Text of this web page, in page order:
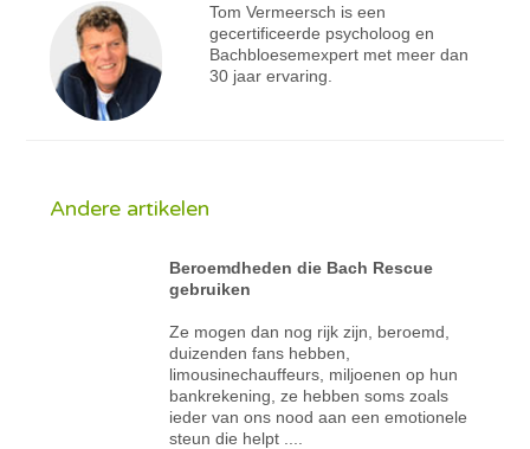
Tom Vermeersch is een
gecertificeerde psycholoog en
Bachbloesemexpert met meer dan
30 jaar ervaring.
Andere artikelen
Beroemdheden die Bach Rescue
gebruiken
Ze mogen dan nog rijk zijn, beroemd,
duizenden fans hebben,
limousinechauffeurs, miljoenen op hun
bankrekening, ze hebben soms zoals
ieder van ons nood aan een emotionele
steun die helpt ....